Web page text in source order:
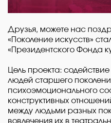
Друзья, можете нас
«Поколение искусств»
«Президентского Фонда
Цель проекта:
людей старшего
психоэмоционального
конструктивных
между людьми разных
вовлечения их в